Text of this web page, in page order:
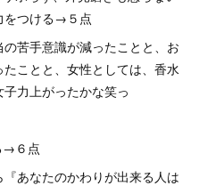
をつける→５点
苦手意識が減ったことと、お
ことと、女性としては、香水
力上がったかな笑っ
→６点
あなたのかわりが出来る人は